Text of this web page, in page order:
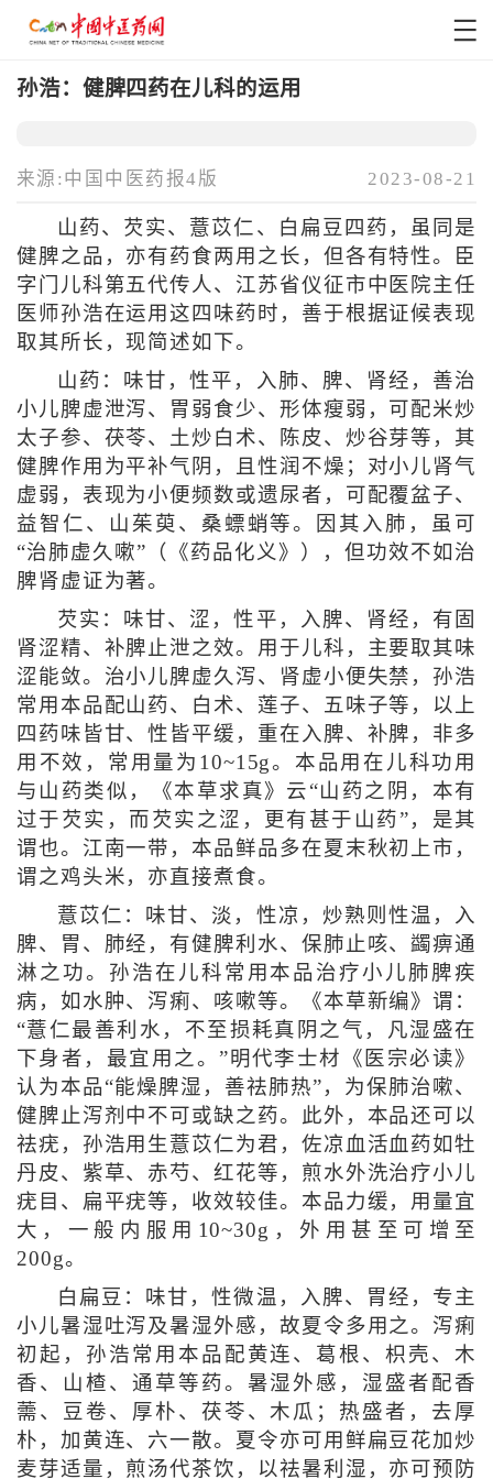
孙浩：健脾四药在儿科的运用
来源:中国中医药报4版 2023-08-21
山药、芡实、薏苡仁、白扁豆四药，虽同是
健脾之品，亦有药食两用之长，但各有特性。臣
字门儿科第五代传人、江苏省仪征市中医院主任
医师孙浩在运用这四味药时，善于根据证候表现
取其所长，现简述如下。
山药：味甘，性平，入肺、脾、肾经，善治
小儿脾虚泄泻、胃弱食少、形体瘦弱，可配米炒
太子参、茯苓、土炒白术、陈皮、炒谷芽等，其
健脾作用为平补气阴，且性润不燥；对小儿肾气
虚弱，表现为小便频数或遗尿者，可配覆盆子、
益智仁、山茱萸、桑螵蛸等。因其入肺，虽可
“治肺虚久嗽”（《药品化义》），但功效不如治
脾肾虚证为著。
芡实：味甘、涩，性平，入脾、肾经，有固
肾涩精、补脾止泄之效。用于儿科，主要取其味
涩能敛。治小儿脾虚久泻、肾虚小便失禁，孙浩
常用本品配山药、白术、莲子、五味子等，以上
四药味皆甘、性皆平缓，重在入脾、补脾，非多
用不效，常用量为10~15g。本品用在儿科功用
与山药类似，《本草求真》云“山药之阴，本有
过于芡实，而芡实之涩，更有甚于山药”，是其
谓也。江南一带，本品鲜品多在夏末秋初上市，
谓之鸡头米，亦直接煮食。
薏苡仁：味甘、淡，性凉，炒熟则性温，入
脾、胃、肺经，有健脾利水、保肺止咳、蠲痹通
淋之功。孙浩在儿科常用本品治疗小儿肺脾疾
病，如水肿、泻痢、咳嗽等。《本草新编》谓：
“薏仁最善利水，不至损耗真阴之气，凡湿盛在
下身者，最宜用之。”明代李士材《医宗必读》
认为本品“能燥脾湿，善祛肺热”，为保肺治嗽、
健脾止泻剂中不可或缺之药。此外，本品还可以
祛疣，孙浩用生薏苡仁为君，佐凉血活血药如牡
丹皮、紫草、赤芍、红花等，煎水外洗治疗小儿
疣目、扁平疣等，收效较佳。本品力缓，用量宜
大，一般内服用10~30g，外用甚至可增至
200g。
白扁豆：味甘，性微温，入脾、胃经，专主
小儿暑湿吐泻及暑湿外感，故夏令多用之。泻痢
初起，孙浩常用本品配黄连、葛根、枳壳、木
香、山楂、通草等药。暑湿外感，湿盛者配香
薷、豆卷、厚朴、茯苓、木瓜；热盛者，去厚
朴，加黄连、六一散。夏令亦可用鲜扁豆花加炒
麦芽适量，煎汤代茶饮，以祛暑利湿，亦可预防